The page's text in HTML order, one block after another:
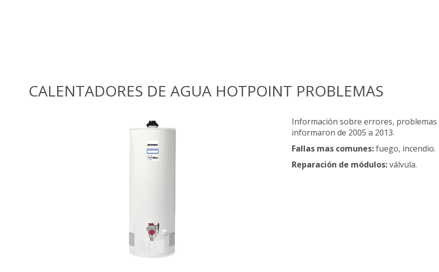
CALENTADORES DE AGUA HOTPOINT PROBLEMAS
Información sobre errores, problemas
informaron de 2005 a 2013.
Fallas mas comunes:fuego, incendio.
Reparación de módulos:válvula.